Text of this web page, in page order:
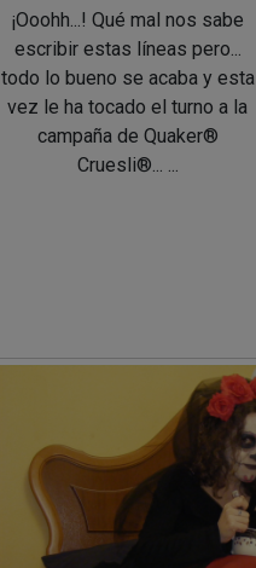
¡Ooohh...! Qué mal nos sabe
escribir estas líneas pero...
todo lo bueno se acaba y esta
vez le ha tocado el turno a la
campaña de Quaker®
Cruesli®... ...